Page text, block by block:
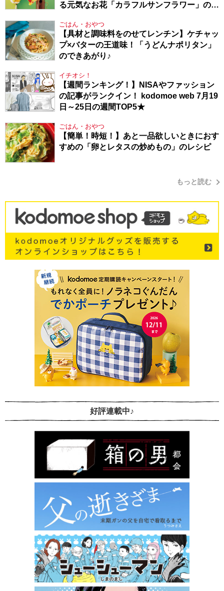
る元気なお花「カラフルサンフラワー」の作
ごはん・おやつ
【具材と調味料をのせてレンチン】ケチャッ
プ×バターの王道味！「うどんナポリタン」
のできあがり♪
イチオシ！
【週間ランキング！】NISAやファッション
の記事がランクイン！ kodomoe web 7月19
日～25日の週間TOP5★
ごはん・おやつ
【簡単！時短！】あと一品欲しいときにおす
すめの「卵とレタスの炒めもの」のレシピ
もっと読む
好評連載中♪